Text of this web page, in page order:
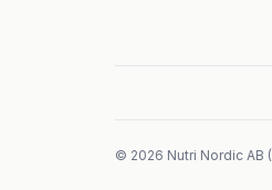
© 2026 Nutri Nordic AB (